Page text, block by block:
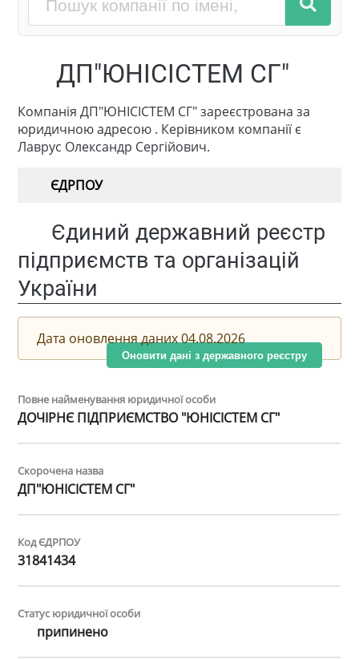
ДП"ЮНІСІСТЕМ СГ"
Компанія ДП"ЮНІСІСТЕМ СГ" зареєстрована за
юридичною адресою . Керівником компанії є
Лаврус Олександр Сергійович.
ЄДРПОУ
Єдиний державний реєстр
підприємств та організацій
України
Дата оновлення даних 04.08.2026
Оновити дані з державного реєстру
Повне найменування юридичної особи
ДОЧІРНЄ ПІДПРИЄМСТВО "ЮНІСІСТЕМ СГ"
Скорочена назва
ДП"ЮНІСІСТЕМ СГ"
Код ЄДРПОУ
31841434
Статус юридичної особи
припинено